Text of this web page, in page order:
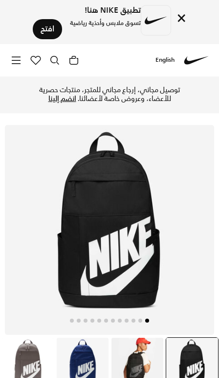
× تطبيق NIKE هنا!
تسوق ملابس وأحذية رياضية افتح
English
توصيل مجاني، إرجاع مجاني للمتجر، منتجات حصرية
للأعضاء، وعروض خاصة لأعضائنا.انضم إلينا
selected
أسود أسود أزرق بنى